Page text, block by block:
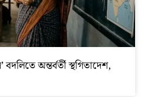
বদলিতে অন্তর্বর্তী স্থগিতাদেশ,